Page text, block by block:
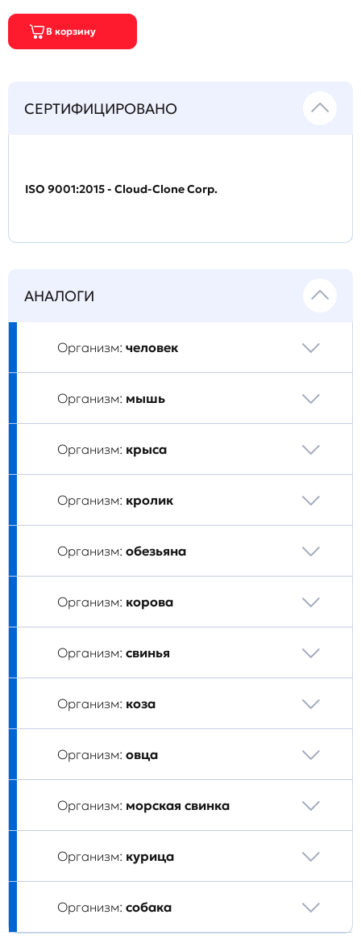
СЕРТИФИЦИРОВАНО
ISO 9001:2015 - Cloud-Clone Corp.
АНАЛОГИ
Организм: человек
Организм: мышь
Организм: крыса
Организм: кролик
Организм: обезьяна
Организм: корова
Организм: свинья
Организм: коза
Организм: овца
Организм: морская свинка
Организм: курица
Организм: собака